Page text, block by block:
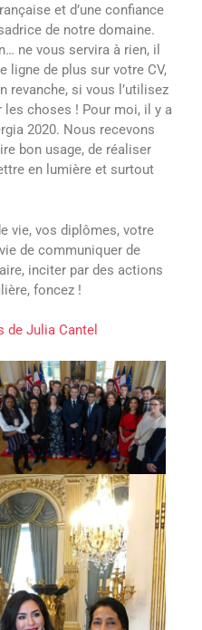
et d’une confiance
de notre domaine.
ne vous servira à rien, il
ligne de plus sur votre CV,
revanche, si vous l’utilisez
les choses ! Pour moi, il y a
2020. Nous recevons
bon usage, de réaliser
en lumière et surtout
vie, vos diplômes, votre
de communiquer de
inciter par des actions
foncez !
de Julia Cantel